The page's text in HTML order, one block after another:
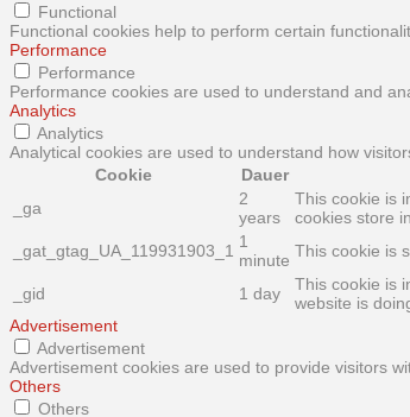
Functional
Functional cookies help to perform certain
Performance
Performance
Performance cookies are used to understand and
Analytics
Analytics
Analytical cookies are used to understand how
Cookie
Dauer
_ga
2
years
This cookie is
cookies store
_gat_gtag_UA_119931903_1 1
minute This cookie is
_gid 1 day
This cookie is
website is
Advertisement
Advertisement
Advertisement cookies are used to provide visitors
Others
Others